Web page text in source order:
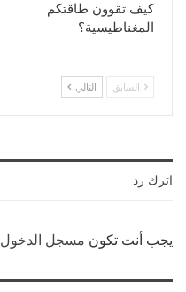
كيف تقوون طاقتكم
المغناطيسية؟
السابق التالي
اترك رد
يجب أنت تكون مسجل الدخول